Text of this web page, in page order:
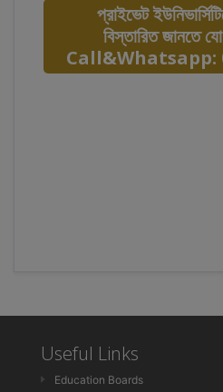
প্রাইভেট
বিস্তারিত জানতে
Call&Whatsapp:
Useful Links
Education Boards